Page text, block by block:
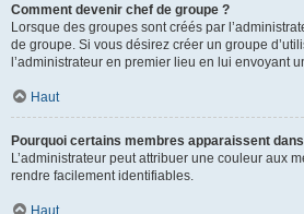
Comment devenir chef de groupe ?
Lorsque des groupes sont créés par
de groupe. Si vous désirez créer un groupe
l’administrateur en premier lieu en lui envoyant
Haut
Pourquoi certains membres apparaissent
L’administrateur peut attribuer une couleur aux
rendre facilement identifiables.
Haut